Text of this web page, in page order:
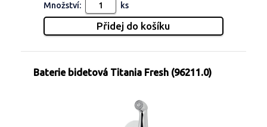
Množství: ks
Baterie bidetová Titania Fresh (96211.0)